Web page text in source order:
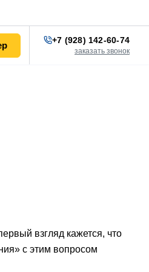
+7 (928) 142-60-74
заказать звонок
взгляд кажется, что
с этим вопросом